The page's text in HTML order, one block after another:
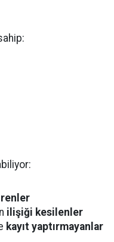
ilişiği kesilenler
kayıt yaptırmayanlar